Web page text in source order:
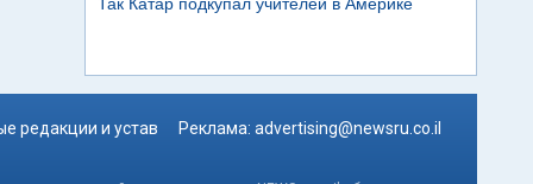
редакции и устав Реклама: advertising@newsru.co.il